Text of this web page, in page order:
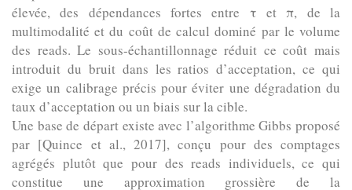
élevée, des dépendances fortes entre τ et π, de la
multimodalité et du coût de calcul dominé par le volume
des reads. Le sous-échantillonnage réduit ce coût mais
introduit du bruit dans les ratios d’acceptation, ce qui
exige un calibrage précis pour éviter une dégradation du
taux d’acceptation ou un biais sur la cible.
Une base de départ existe avec l’algorithme Gibbs proposé
par [Quince et al., 2017], conçu pour des comptages
agrégés plutôt que pour des reads individuels, ce qui
constitue une approximation grossière de la